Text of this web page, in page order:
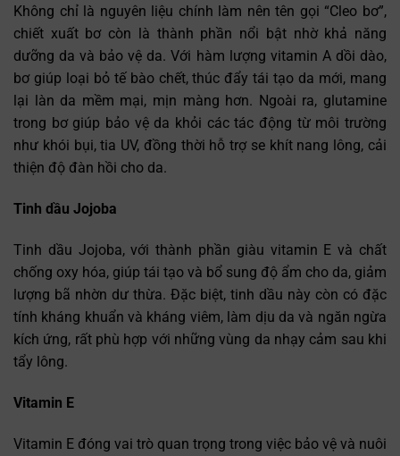
Không chỉ là nguyên liệu chính làm nên tên gọi “Cleo bơ”,
chiết xuất bơ còn là thành phần nổi bật nhờ khả năng
dưỡng da và bảo vệ da. Với hàm lượng vitamin A dồi dào,
bơ giúp loại bỏ tế bào chết, thúc đẩy tái tạo da mới, mang
lại làn da mềm mại, mịn màng hơn. Ngoài ra, glutamine
trong bơ giúp bảo vệ da khỏi các tác động từ môi trường
như khói bụi, tia UV, đồng thời hỗ trợ se khít nang lông, cải
thiện độ đàn hồi cho da.
Tinh dầu Jojoba
Tinh dầu Jojoba, với thành phần giàu vitamin E và chất
chống oxy hóa, giúp tái tạo và bổ sung độ ẩm cho da, giảm
lượng bã nhờn dư thừa. Đặc biệt, tinh dầu này còn có đặc
tính kháng khuẩn và kháng viêm, làm dịu da và ngăn ngừa
kích ứng, rất phù hợp với những vùng da nhạy cảm sau khi
tẩy lông.
Vitamin E
Vitamin E đóng vai trò quan trọng trong việc bảo vệ và nuôi